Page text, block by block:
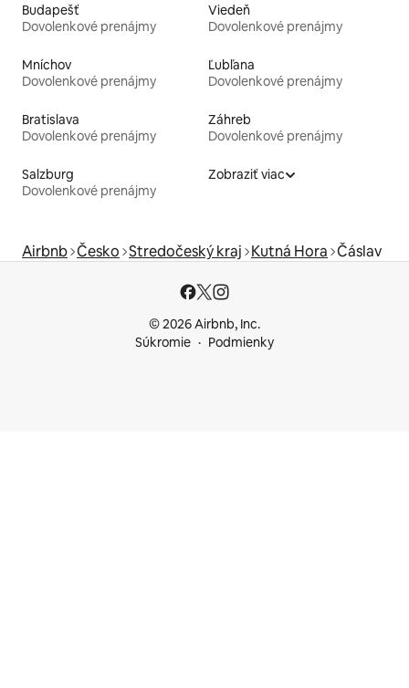
Budapešť
Dovolenkové prenájmy
Viedeň
Dovolenkové prenájmy
Mníchov
Dovolenkové prenájmy
Ľubľana
Dovolenkové prenájmy
Bratislava
Dovolenkové prenájmy
Záhreb
Dovolenkové prenájmy
Salzburg
Dovolenkové prenájmy
Zobraziť viac
Airbnb Česko Stredočeský kraj Kutná Hora Čáslav
© 2026 Airbnb, Inc.
Súkromie
Podmienky